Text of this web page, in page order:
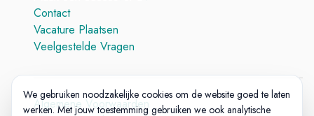
Contact
Vacature Plaatsen
Veelgestelde Vragen
Algemene Voorwaarden
We gebruiken noodzakelijke cookies om de website goed te laten
werken. Met jouw toestemming gebruiken we ook analytische